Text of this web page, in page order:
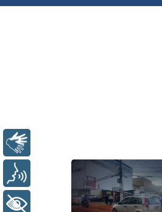
+ Acessibilidade